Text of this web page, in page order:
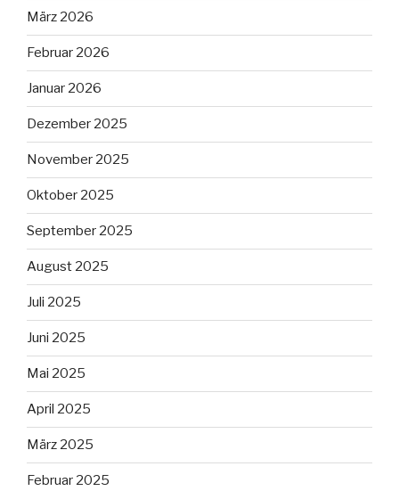
März 2026
Februar 2026
Januar 2026
Dezember 2025
November 2025
Oktober 2025
September 2025
August 2025
Juli 2025
Juni 2025
Mai 2025
April 2025
März 2025
Februar 2025